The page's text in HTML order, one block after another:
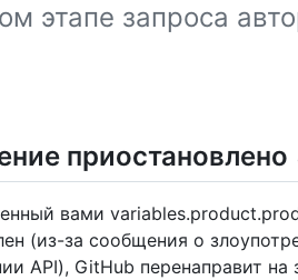
этапе запроса
приостановлено
вами
(из-за сообщения о
API), GitHub перенаправит